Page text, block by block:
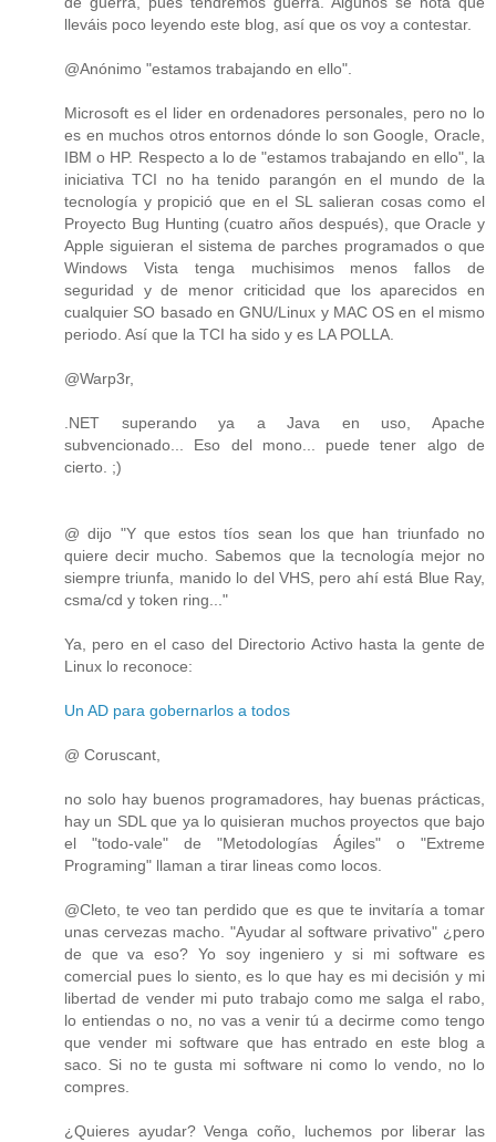
lleváis poco leyendo este blog, así que os voy a contestar.
@Anónimo "estamos trabajando en ello".
Microsoft es el lider en ordenadores personales, pero no lo
es en muchos otros entornos dónde lo son Google, Oracle,
IBM o HP. Respecto a lo de "estamos trabajando en ello", la
iniciativa TCI no ha tenido parangón en el mundo de la
tecnología y propició que en el SL salieran cosas como el
Proyecto Bug Hunting (cuatro años después), que Oracle y
Apple siguieran el sistema de parches programados o que
Windows Vista tenga muchisimos menos fallos de
seguridad y de menor criticidad que los aparecidos en
cualquier SO basado en GNU/Linux y MAC OS en el mismo
periodo. Así que la TCI ha sido y es LA POLLA.
@Warp3r,
.NET superando ya a Java en uso, Apache
subvencionado... Eso del mono... puede tener algo de
cierto. ;)
@ dijo "Y que estos tíos sean los que han triunfado no
quiere decir mucho. Sabemos que la tecnología mejor no
siempre triunfa, manido lo del VHS, pero ahí está Blue Ray,
csma/cd y token ring..."
Ya, pero en el caso del Directorio Activo hasta la gente de
Linux lo reconoce:
Un AD para gobernarlos a todos
@ Coruscant,
no solo hay buenos programadores, hay buenas prácticas,
hay un SDL que ya lo quisieran muchos proyectos que bajo
el "todo-vale" de "Metodologías Ágiles" o "Extreme
Programing" llaman a tirar lineas como locos.
@Cleto, te veo tan perdido que es que te invitaría a tomar
unas cervezas macho. "Ayudar al software privativo" ¿pero
de que va eso? Yo soy ingeniero y si mi software es
comercial pues lo siento, es lo que hay es mi decisión y mi
libertad de vender mi puto trabajo como me salga el rabo,
lo entiendas o no, no vas a venir tú a decirme como tengo
que vender mi software que has entrado en este blog a
saco. Si no te gusta mi software ni como lo vendo, no lo
compres.
¿Quieres ayudar? Venga coño, luchemos por liberar las